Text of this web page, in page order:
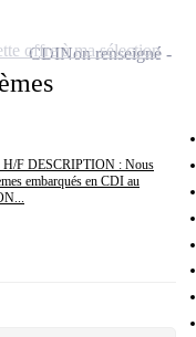
H/F DESCRIPTION : Nous
embarqués en CDI au
CDINon renseigné
offre à ma sélection